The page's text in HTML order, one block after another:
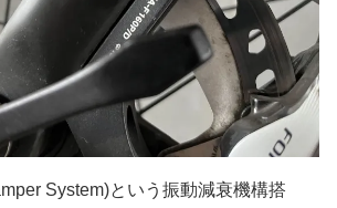
System)という振動減衰機構搭